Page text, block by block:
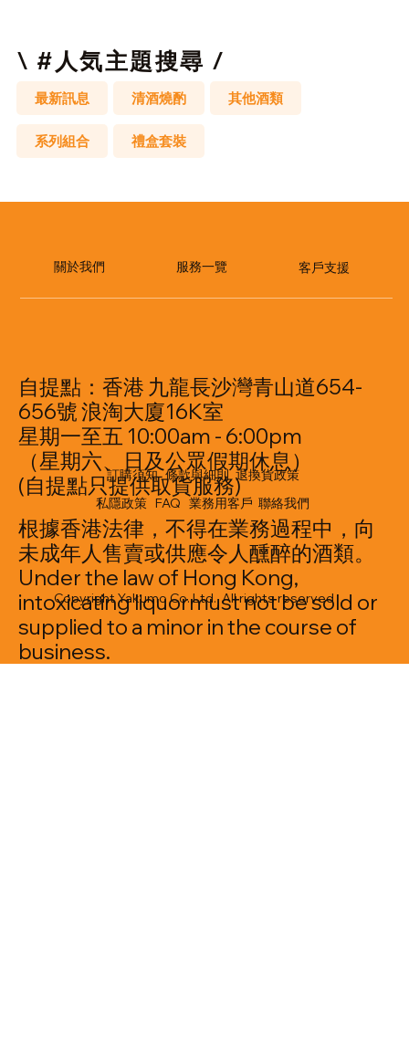
\ #人気主題搜尋 /
最新訊息 清酒燒酌 其他酒類
系列組合 禮盒套裝
關於我們 ​服務一覽 客戶支援
自提點：香港 九龍長沙灣青山道654-
656號 浪淘大廈16K室
星期一至五 10:00am - 6:00pm
（星期六、日及公眾假期休息）
(自提點只提供取貨服務)
訂購須知 條款與細則 退換貨政策
私隱政策 FAQ 業務用客戶 聯絡我們
根據香港法律，不得在業務過程中，向
未成年人售賣或供應令人醺醉的酒類。
Under the law of Hong Kong,
intoxicating liquormust not be sold or
supplied to a minor in the course of
business.
Copyright Yakumo Co. Ltd. All rights reserved